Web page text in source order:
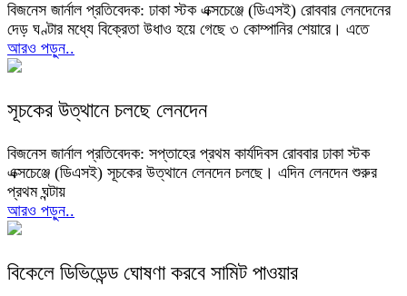
বিজনেস জার্নাল প্রতিবেদক: ঢাকা স্টক এক্সচেঞ্জে (ডিএসই) রোববার লেনদেনের
দেড় ঘণ্টার মধ্যে বিক্রেতা উধাও হয়ে গেছে ৩ কোম্পানির শেয়ারে। এতে
আরও পড়ুন..
সূচকের উত্থানে চলছে লেনদেন
বিজনেস জার্নাল প্রতিবেদক: সপ্তাহের প্রথম কার্যদিবস রোববার ঢাকা স্টক
এক্সচেঞ্জে (ডিএসই) সূচকের উত্থানে লেনদেন চলছে। এদিন লেনদেন শুরুর
প্রথম ঘন্টায়
আরও পড়ুন..
বিকেলে ডিভিডেন্ড ঘোষণা করবে সামিট পাওয়ার